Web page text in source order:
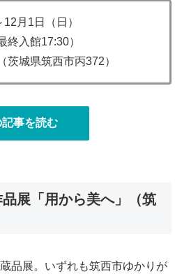
月1日（日）
終入館17:30）
茨城県筑西市丙372）
記事を読む
展「用から美へ」（筑
品展。いずれも筑西市ゆかりが